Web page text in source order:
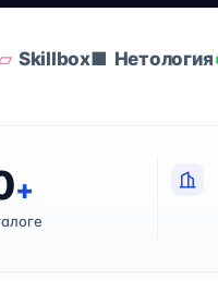
Skillbox Нетология
+